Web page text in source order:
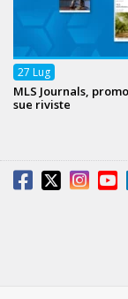
27 Lug
MLS Journals,
sue riviste